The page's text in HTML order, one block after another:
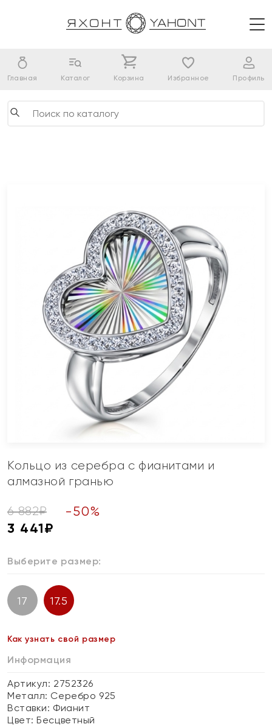
Главная Каталог Корзина Избранное Профиль
Кольцо из серебра с фианитами и
алмазной гранью
6 882₽ -50%
3 441₽
Выберите размер:
17 17.5
Как узнать свой размер
Информация
Артикул: 2752326
Металл: Серебро 925
Вставки: Фианит
Цвет:Бесцветный